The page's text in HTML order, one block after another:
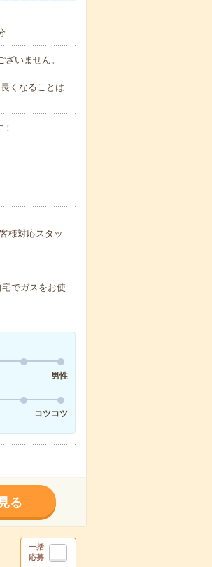
いません。
くなることは
様対応スタッ
でガスをお使
男性
コツコツ
る
一括
応募